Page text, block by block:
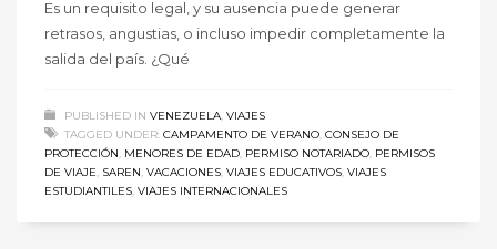
Es un requisito legal, y su ausencia puede generar
retrasos, angustias, o incluso impedir completamente la
salida del país. ¿Qué
PUBLISHED IN VENEZUELA, VIAJES
TAGGED UNDER: CAMPAMENTO DE VERANO, CONSEJO DE
PROTECCIÓN, MENORES DE EDAD, PERMISO NOTARIADO, PERMISOS
DE VIAJE, SAREN, VACACIONES, VIAJES EDUCATIVOS, VIAJES
ESTUDIANTILES, VIAJES INTERNACIONALES